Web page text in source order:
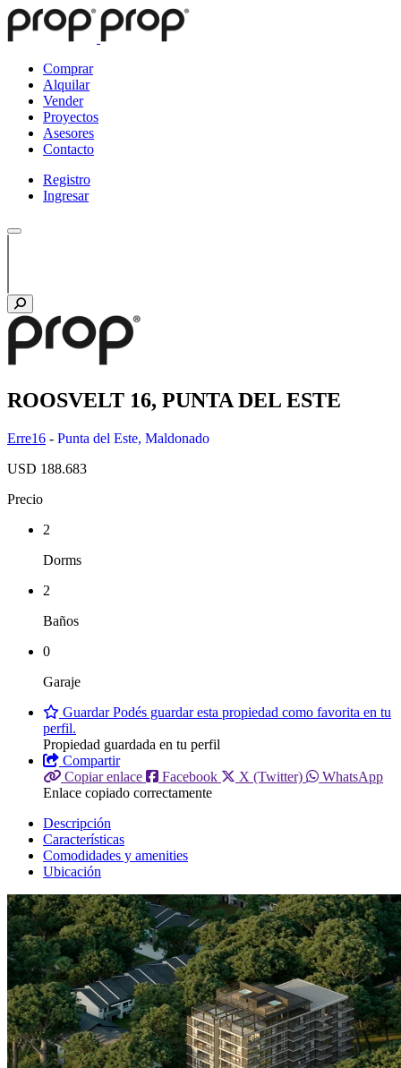
Comprar
Alquilar
Vender
Proyectos
Asesores
Contacto
Registro
Ingresar
ROOSVELT 16, PUNTA DEL ESTE
Erre16 - Punta del Este, Maldonado
USD 188.683
Precio
2
Dorms
2
Baños
0
Garaje
GuardarPodés guardar esta propiedad como favorita en tu
perfil.
Propiedad guardada en tu perfil
Compartir
Copiar enlace
Facebook X (Twitter)
WhatsApp
Enlace copiado correctamente
Descripción
Características
Comodidades y amenities
Ubicación